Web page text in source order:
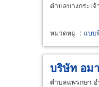
ตำบลบางกระเ
หมวดหมู่ : แบบ
บริษัท อม
ตำบลแพรกษา อ